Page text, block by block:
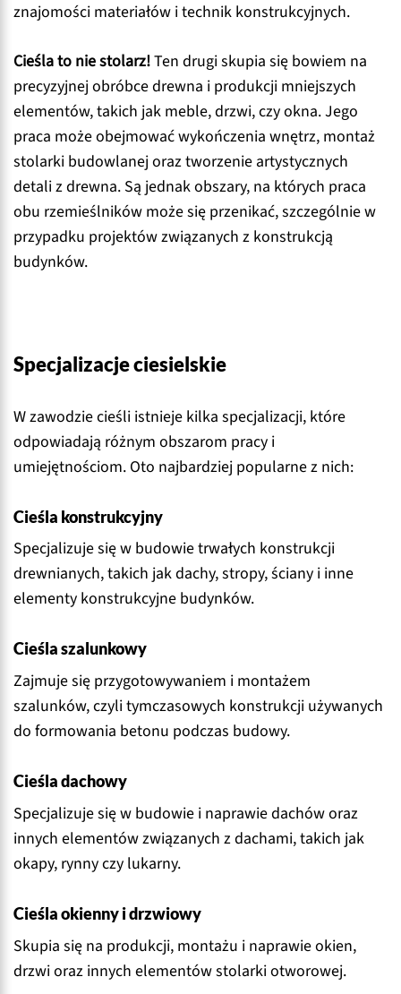
znajomości materiałów i technik konstrukcyjnych.
Cieśla to nie stolarz!Ten drugi skupia się bowiem na
precyzyjnej obróbce drewna i produkcji mniejszych
elementów, takich jak meble, drzwi, czy okna. Jego
praca może obejmować wykończenia wnętrz, montaż
stolarki budowlanej oraz tworzenie artystycznych
detali z drewna. Są jednak obszary, na których praca
obu rzemieślników może się przenikać, szczególnie w
przypadku projektów związanych z konstrukcją
budynków.
Specjalizacje ciesielskie
W zawodzie cieśli istnieje kilka specjalizacji, które
odpowiadają różnym obszarom pracy i
umiejętnościom. Oto najbardziej popularne z nich:
Cieśla konstrukcyjny
Specjalizuje się w budowie trwałych konstrukcji
drewnianych, takich jak dachy, stropy, ściany i inne
elementy konstrukcyjne budynków.
Cieśla szalunkowy
Zajmuje się przygotowywaniem i montażem
szalunków, czyli tymczasowych konstrukcji używanych
do formowania betonu podczas budowy.
Cieśla dachowy
Specjalizuje się w budowie i naprawie dachów oraz
innych elementów związanych z dachami, takich jak
okapy, rynny czy lukarny.
Cieśla okienny i drzwiowy
Skupia się na produkcji, montażu i naprawie okien,
drzwi oraz innych elementów stolarki otworowej.